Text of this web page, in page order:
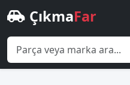
ÇıkmaFar